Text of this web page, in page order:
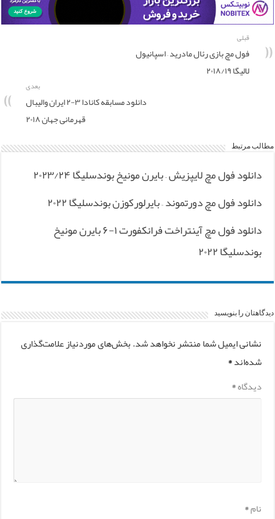
قبلی
فول مچ بازی رئال مادرید – اسپانیول
لالیگا ۲۰۱۸/۱۹
بعدی
دانلود مسابقه کانادا ۳-۲ ایران والیبال
قهرمانی جهان ۲۰۱۸
مطالب مرتبط
دانلود فول مچ لایپزیش – بایرن مونیخ بوندسلیگا ۲۰۲۳/۲۴
دانلود فول مچ دورتموند – بایرلورکوزن بوندسلیگا ۲۰۲۲
دانلود فول مچ آینتراخت فرانکفورت ۱-۶ بایرن مونیخ
بوندسلیگا ۲۰۲۲
دیدگاهتان را بنویسید
نشانی ایمیل شما منتشر نخواهد شد.بخش‌های موردنیاز علامت‌گذاری
شده‌اند*
دیدگاه*
نام*